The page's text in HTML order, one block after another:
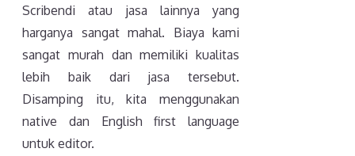
Scribendi atau jasa lainnya yang
harganya sangat mahal. Biaya kami
sangat murah dan memiliki kualitas
lebih baik dari jasa tersebut.
Disamping itu, kita menggunakan
native dan English first language
untuk editor.